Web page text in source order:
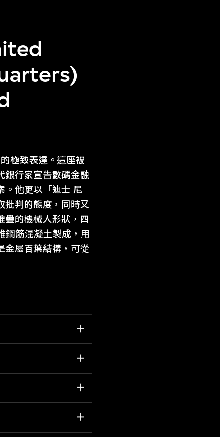
極致表達。這座被
銀行家宣告數碼金融
。他更以「迪士 尼
批判的態度，同時又
疊的機械人形狀，四
鋼筋混凝土製成，用
金屬百葉結構，可從